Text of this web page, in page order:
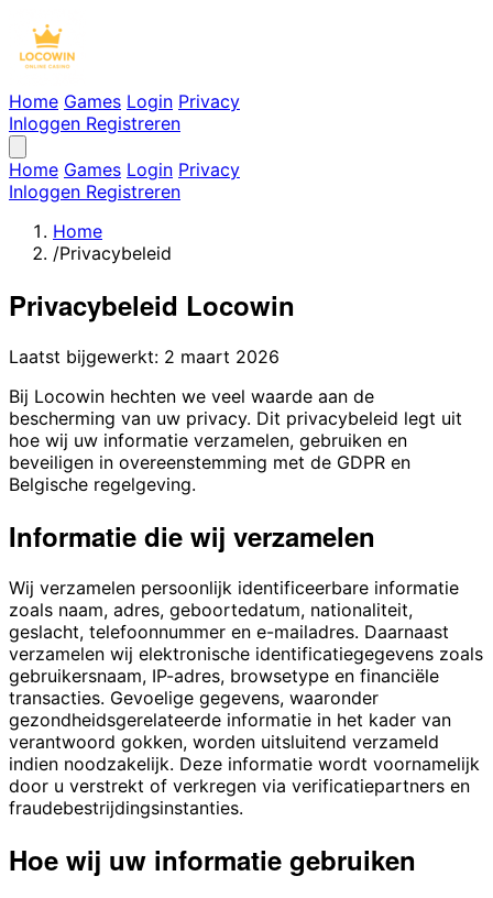
Home Games Login Privacy
Inloggen Registreren
Home Games Login Privacy
Inloggen Registreren
Home
/Privacybeleid
Privacybeleid Locowin
Laatst bijgewerkt: 2 maart 2026
Bij Locowin hechten we veel waarde aan de
bescherming van uw privacy. Dit privacybeleid legt uit
hoe wij uw informatie verzamelen, gebruiken en
beveiligen in overeenstemming met de GDPR en
Belgische regelgeving.
Informatie die wij verzamelen
Wij verzamelen persoonlijk identificeerbare informatie
zoals naam, adres, geboortedatum, nationaliteit,
geslacht, telefoonnummer en e-mailadres. Daarnaast
verzamelen wij elektronische identificatiegegevens zoals
gebruikersnaam, IP-adres, browsetype en financiële
transacties. Gevoelige gegevens, waaronder
gezondheidsgerelateerde informatie in het kader van
verantwoord gokken, worden uitsluitend verzameld
indien noodzakelijk. Deze informatie wordt voornamelijk
door u verstrekt of verkregen via verificatiepartners en
fraudebestrijdingsinstanties.
Hoe wij uw informatie gebruiken